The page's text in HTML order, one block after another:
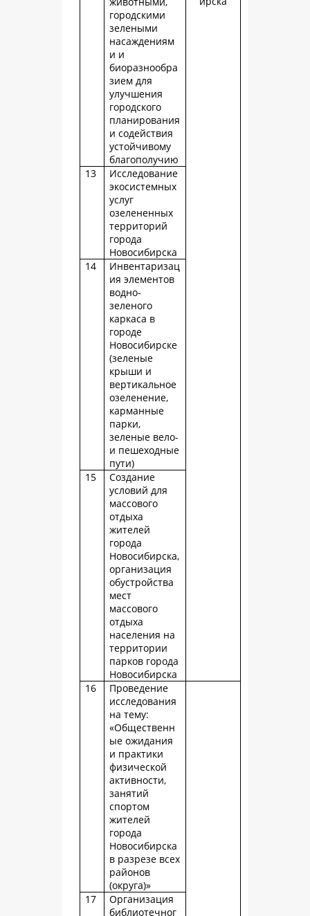
городскими
зелеными
насаждениям
и и
биоразнообра
зием для
улучшения
городского
планирования
и содействия
устойчивому
благополучию
13
Исследование
экосистемных
услуг
озелененных
территорий
города
Новосибирска
14
Инвентаризац
ия элементов
водно-
зеленого
каркаса в
городе
Новосибирске
(зеленые
крыши и
вертикальное
озеленение,
карманные
парки,
зеленые вело-
и пешеходные
пути)
15
Создание
условий для
массового
отдыха
жителей
города
Новосибирска,
организация
обустройства
мест
массового
отдыха
населения на
территории
парков города
Новосибирска
16
Проведение
исследования
на тему:
«Общественн
ые ожидания
и практики
физической
активности,
занятий
спортом
жителей
города
Новосибирска
в разрезе всех
районов
(округа)»
17
Организация
библиотечног